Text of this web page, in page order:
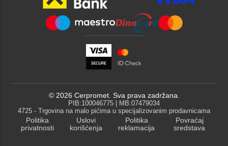
© 2026 Cerpromet. Sva prava zadržana.
PIB:100046775 | MB:07479034
4725 - Trgovina na malo pićima u specijalizovanim prodavnicama
Politika
privatnosti
Uslovi
korišćenja
Politika
reklamacija
Povraćaj
sredstava